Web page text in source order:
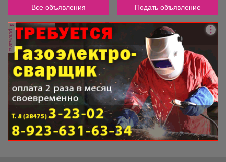
Все объявления Подать объявление
реклама